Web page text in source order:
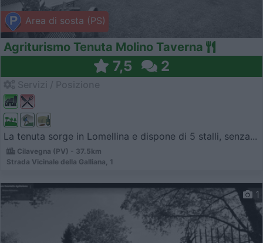
Area di sosta (PS)
Agriturismo Tenuta Molino Taverna
7,5 2
La tenuta sorge in Lomellina e dispone di 5 stalli, senza...
Cilavegna (PV) - 37.5km
Strada Vicinale della Galliana, 1
1